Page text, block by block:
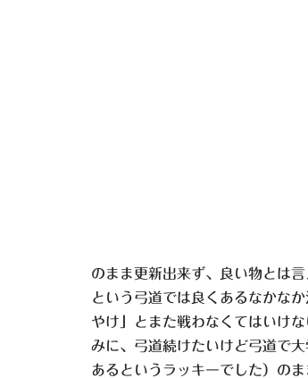
のまま更新出来ず、良い物とは
という弓道では良くあるなかな
やけ」とまた戦わなくてはいけ
みに、弓道続けたいけど弓道で
あるというラッキーでした）の